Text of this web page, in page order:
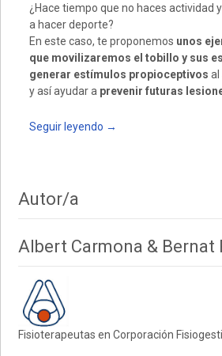
¿Hace tiempo que no haces actividad
a hacer deporte?
En este caso, te proponemos unos
que movilizaremos el tobillo y sus
generar estímulos propioceptivos al
y así ayudar a prevenir futuras
Seguir leyendo →
Autor/a
Albert Carmona & Bernat
Fisioterapeutas en Corporación